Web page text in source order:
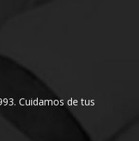
Cuidamos de tus